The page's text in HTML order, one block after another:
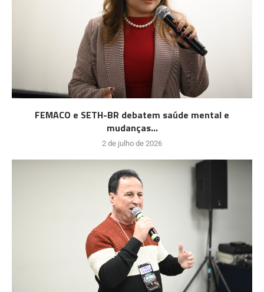
FEMACO e SETH-BR debatem saúde mental e
mudanças...
2 de julho de 2026